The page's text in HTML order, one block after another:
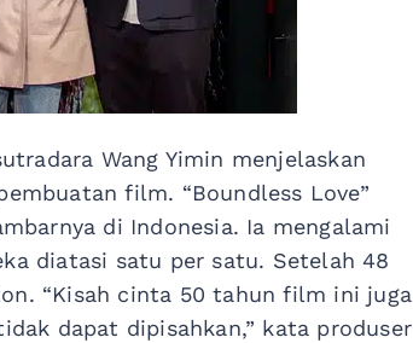
Wang Yimin menjelaskan
film. “Boundless Love”
di Indonesia. Ia mengalami
diatasi satu per satu. Setelah 48
“Kisah cinta 50 tahun film ini juga
dapat dipisahkan,” kata produser